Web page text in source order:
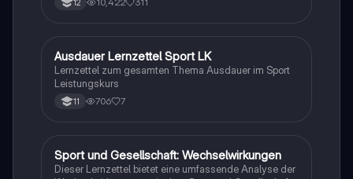
Bewegungslehre, Lern- und Motivationstheorien
komplexer sportwissenschaftlicher Konzepte.
Sport
Ausdauer Lernzettel Sport LK
Lernzettel zum gesamten Thema Ausdauer im Sport
Leistungskurs
11 706 7
Sport
Sport und Gesellschaft: Wechselwirkungen
Dieser Lernzettel bietet eine umfassende Analyse der